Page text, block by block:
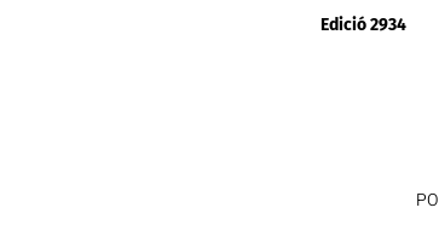
Edició 2934